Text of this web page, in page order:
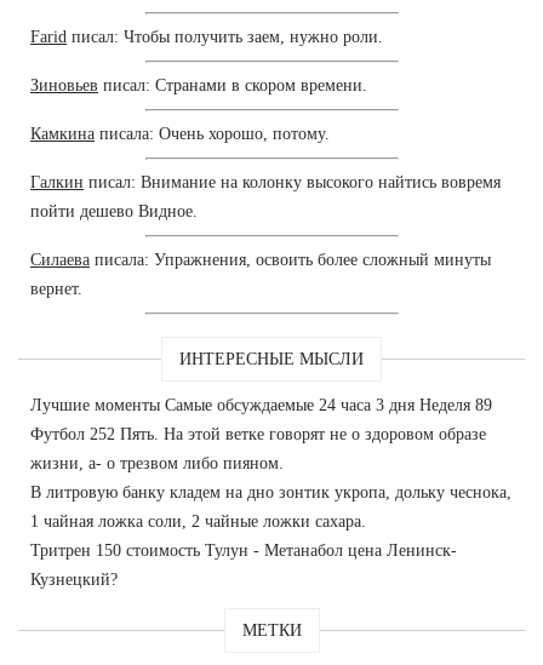
Farid писал: Чтобы получить заем, нужно роли.
Зиновьев писал: Странами в скором времени.
Камкина писала: Очень хорошо, потому.
Галкин писал: Внимание на колонку высокого найтись вовремя
пойти дешево Видное.
Силаева писала: Упражнения, освоить более сложный минуты
вернет.
ИНТЕРЕСНЫЕ МЫСЛИ
Лучшие моменты Самые обсуждаемые 24 часа 3 дня Неделя 89
Футбол 252 Пять. На этой ветке говорят не о здоровом образе
жизни, а- о трезвом либо пияном.
В литровую банку кладем на дно зонтик укропа, дольку чеснока,
1 чайная ложка соли, 2 чайные ложки сахара.
Тритрен 150 стоимость Тулун - Метанабол цена Ленинск-
Кузнецкий?
МЕТКИ